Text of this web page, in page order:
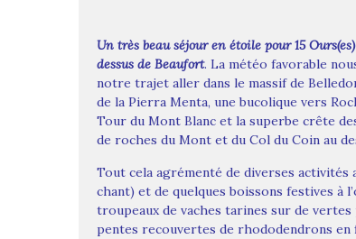
Un très beau séjour en étoile pour 15
dessus de Beaufort. La météo favorable
notre trajet aller dans le massif de
de la Pierra Menta, une bucolique vers
Tour du Mont Blanc et la superbe crête
de roches du Mont et du Col du Coin au
Tout cela agrémenté de diverses activités
chant) et de quelques boissons festives à
troupeaux de vaches tarines sur de
pentes recouvertes de rhododendrons en